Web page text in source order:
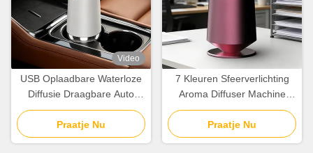
Video
USB Oplaadbare Waterloze
Diffusie Draagbare Auto
Aroma Diffuser Essentiële
Olie Diffuser voor
Luchtzuivering
Praatje Nu
7 Kleuren Sfeerverlichting
Aroma Diffuser Machine
Koude Lucht Diffusie Voor
Essentiële Oliën
Praatje Nu